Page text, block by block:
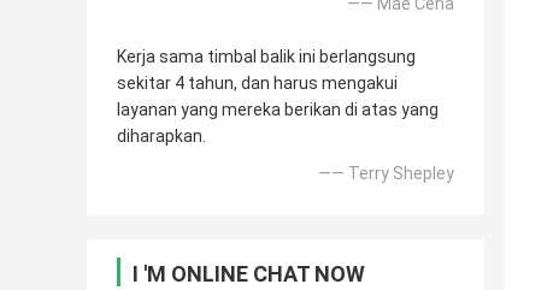
—— Mae Cena
Kerja sama timbal balik ini berlangsung
sekitar 4 tahun, dan harus mengakui
layanan yang mereka berikan di atas yang
diharapkan.
—— Terry Shepley
I 'M ONLINE CHAT NOW